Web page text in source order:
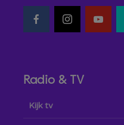
Radio & TV
Kijk tv